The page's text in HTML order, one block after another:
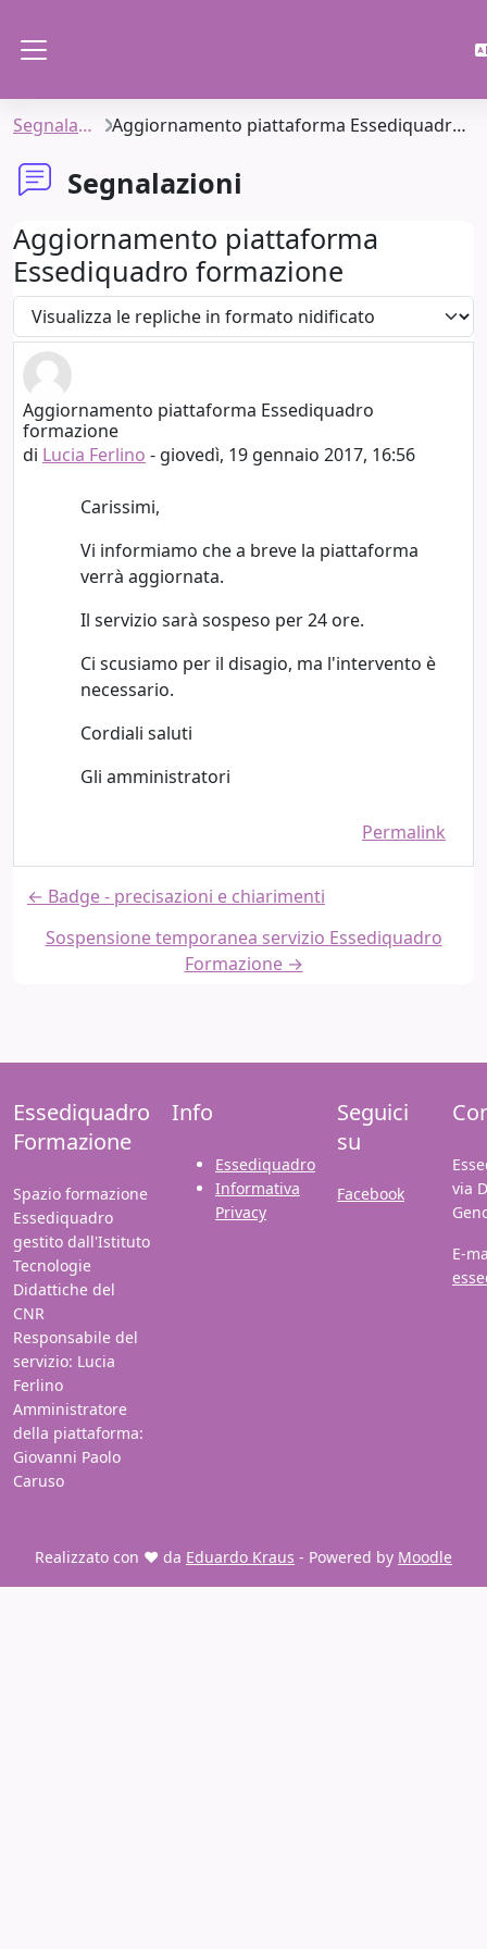
Segnalazioni Aggiornamento piattaforma Essediquadro formazione
Segnalazioni
Aggiornamento piattaforma
Essediquadro formazione
Modalità visualizzazione
Aggiornamento piattaforma Essediquadro
formazione
di Lucia Ferlino - giovedì, 19 gennaio 2017, 16:56
Numero di risposte: 0
Carissimi,
Vi informiamo che a breve la piattaforma
verrà aggiornata.
Il servizio sarà sospeso per 24 ore.
Ci scusiamo per il disagio, ma l'intervento è
necessario.
Cordiali saluti
Gli amministratori
Permalink
← Badge - precisazioni e chiarimenti
Sospensione temporanea servizio Essediquadro
Formazione →
Essediquadro
Formazione
Spazio formazione
Essediquadro
gestito dall'Istituto
Tecnologie
Didattiche del
CNR
Responsabile del
servizio: Lucia
Ferlino
Amministratore
della piattaforma:
Giovanni Paolo
Caruso
Info
Essediquadro
Informativa
Privacy
Seguici
su
Facebook
via
E-
Realizzato con ❤️ da Eduardo Kraus - Powered by Moodle